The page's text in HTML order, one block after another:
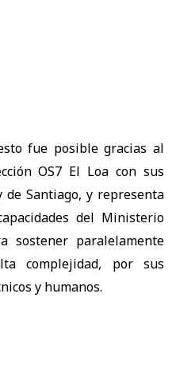
fue posible gracias al
OS7 El Loa con sus
Santiago, y representa
del Ministerio
sostener paralelamente
complejidad, por sus
y humanos.